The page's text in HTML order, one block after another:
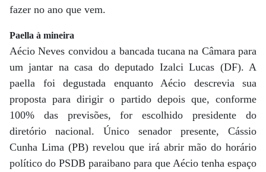
fazer no ano que vem.
Paella à mineira
Aécio Neves convidou a bancada tucana na Câmara para
um jantar na casa do deputado Izalci Lucas (DF). A
paella foi degustada enquanto Aécio descrevia sua
proposta para dirigir o partido depois que, conforme
100% das previsões, for escolhido presidente do
diretório nacional. Único senador presente, Cássio
Cunha Lima (PB) revelou que irá abrir mão do horário
político do PSDB paraibano para que Aécio tenha espaço